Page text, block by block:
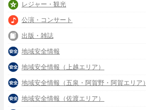
レジャー・観光
公演・コンサート
出版・雑誌
地域安全情報
地域安全情報（上越エリア）
地域安全情報（五泉・阿賀野・阿賀エリア）
地域安全情報（佐渡エリア）